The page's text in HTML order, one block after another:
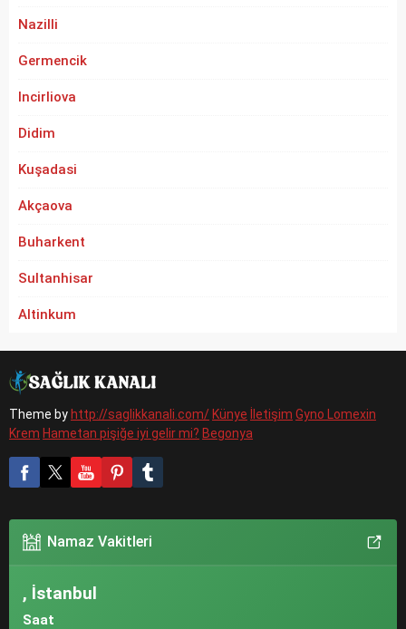
Nazilli
Germencik
Incirliova
Didim
Kuşadasi
Akçaova
Buharkent
Sultanhisar
Altinkum
Theme by http://saglikkanali.com/ Künye İletişim Gyno Lomexin
Krem Hametan pişiğe iyi gelir mi? Begonya
Namaz Vakitleri
, İstanbul
Saat